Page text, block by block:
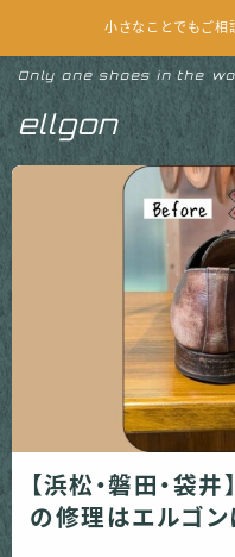
小さなことでもご相
ellgon
Only one shoes in the
MENU
HOME
よくある質問
お問い合わせ（LINE
お問い合わせ（電話）
お問い合わせ（メール
【浜松・磐田・袋
の修理はエルゴン